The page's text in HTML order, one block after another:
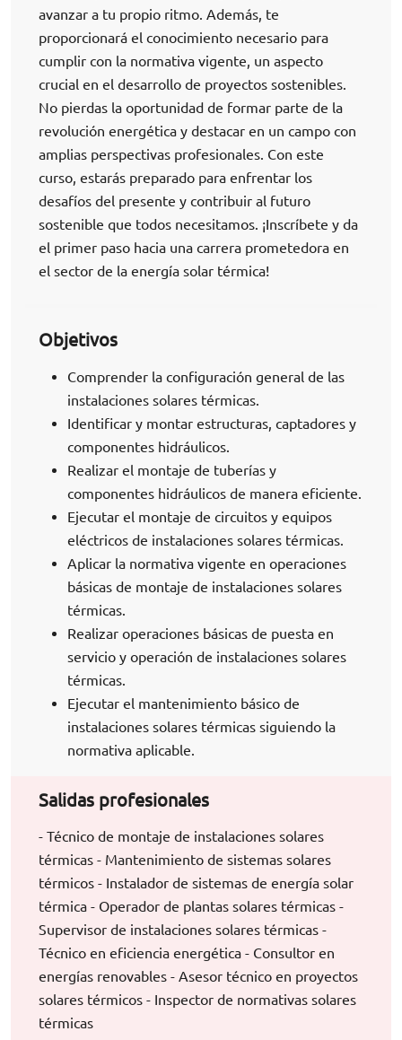
avanzar a tu propio ritmo. Además, te
proporcionará el conocimiento necesario para
cumplir con la normativa vigente, un aspecto
crucial en el desarrollo de proyectos sostenibles.
No pierdas la oportunidad de formar parte de la
revolución energética y destacar en un campo con
amplias perspectivas profesionales. Con este
curso, estarás preparado para enfrentar los
desafíos del presente y contribuir al futuro
sostenible que todos necesitamos. ¡Inscríbete y da
el primer paso hacia una carrera prometedora en
el sector de la energía solar térmica!
Objetivos
Comprender la configuración general de las
instalaciones solares térmicas.
Identificar y montar estructuras, captadores y
componentes hidráulicos.
Realizar el montaje de tuberías y
componentes hidráulicos de manera eficiente.
Ejecutar el montaje de circuitos y equipos
eléctricos de instalaciones solares térmicas.
Aplicar la normativa vigente en operaciones
básicas de montaje de instalaciones solares
térmicas.
Realizar operaciones básicas de puesta en
servicio y operación de instalaciones solares
térmicas.
Ejecutar el mantenimiento básico de
instalaciones solares térmicas siguiendo la
normativa aplicable.
Salidas profesionales
- Técnico de montaje de instalaciones solares
térmicas - Mantenimiento de sistemas solares
térmicos - Instalador de sistemas de energía solar
térmica - Operador de plantas solares térmicas -
Supervisor de instalaciones solares térmicas -
Técnico en eficiencia energética - Consultor en
energías renovables - Asesor técnico en proyectos
solares térmicos - Inspector de normativas solares
térmicas